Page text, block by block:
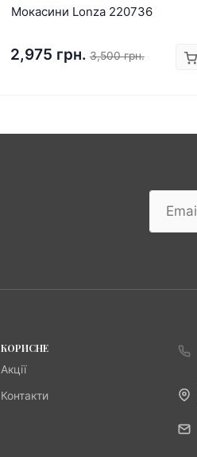
Мокасини Lonza 220736
2,975 грн. 3,500 грн.
КОРИСНЕ
Акції
Контакти